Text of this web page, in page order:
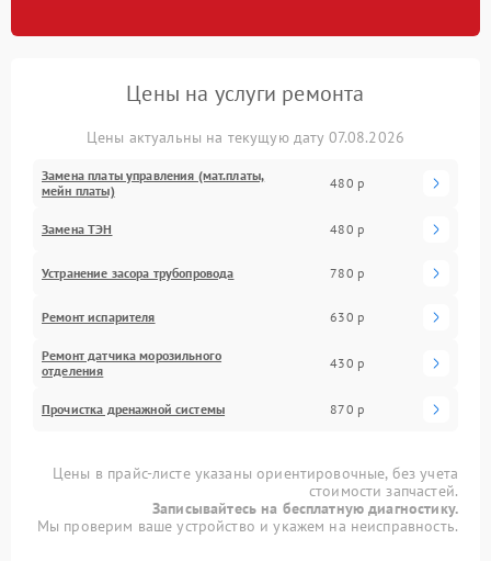
Цены на услуги ремонта
Цены актуальны на текущую дату 07.08.2026
Замена платы управления (мат.платы,
мейн платы)
480 р
Замена ТЭН 480 р
Устранение засора трубопровода 780 р
Ремонт испарителя 630 р
Ремонт датчика морозильного
отделения
430 р
Прочистка дренажной системы 870 р
Цены в прайс-листе указаны ориентировочные, без учета
стоимости запчастей.
Записывайтесь на бесплатную диагностику.
Мы проверим ваше устройство и укажем на неисправность.